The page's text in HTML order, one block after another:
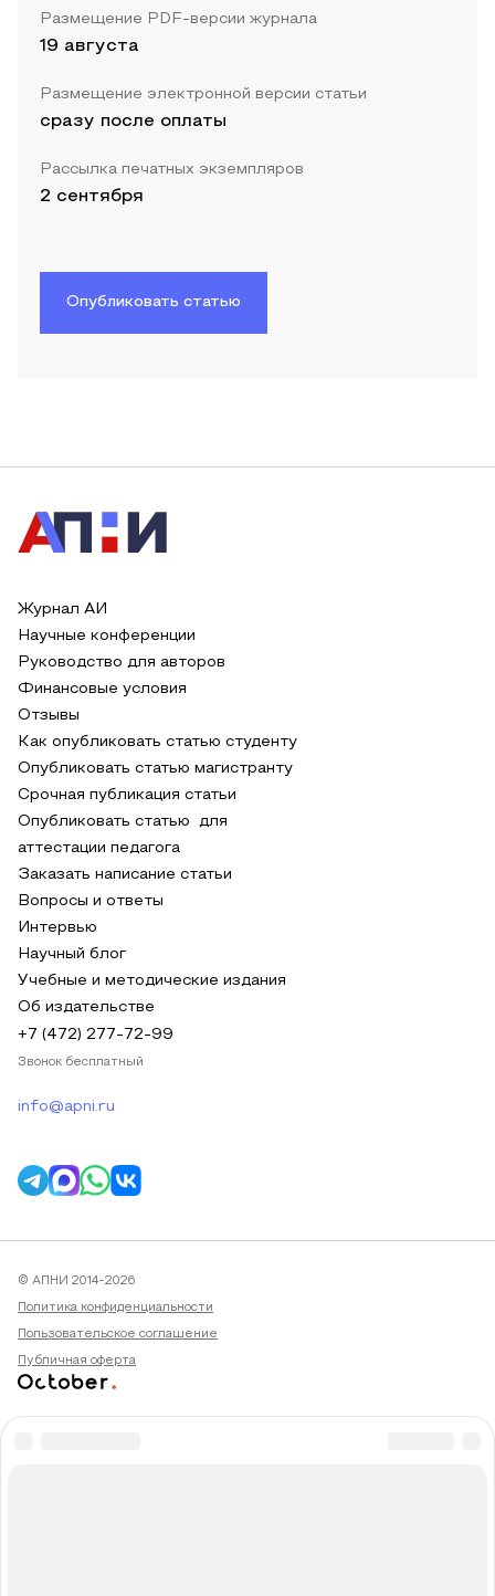
Размещение PDF-версии журнала
19 августа
Размещение электронной версии статьи
сразу после оплаты
Рассылка печатных экземпляров
2 сентября
Опубликовать статью
Журнал АИ
Научные конференции
Руководство для авторов
Финансовые условия
Отзывы
Как опубликовать статью студенту
Опубликовать статью магистранту
Срочная публикация статьи
Опубликовать статью для
аттестации педагога
Заказать написание статьи
Вопросы и ответы
Интервью
Научный блог
Учебные и методические издания
Об издательстве
+7 (472) 277-72-99
Звонок бесплатный
info@apni.ru
© АПНИ 2014-2026
Политика конфиденциальности
Пользовательское соглашение
Публичная оферта